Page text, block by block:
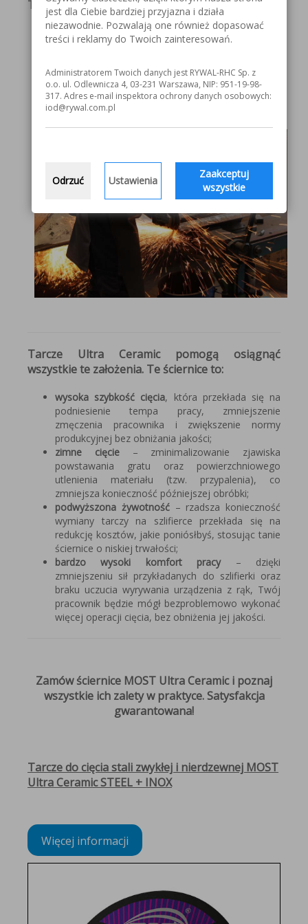
To doskonały wybór, jeśli Twoje cele to:
zwiększenie wydajności pracy;
poprawa ergonomii pracownika;
poprzez wybór produktu o większej
efektywności.
Tarcze Ultra Ceramic pomogą osiągnąć
wszystkie te założenia. Te ściernice to:
wysoka szybkość cięcia, która przekłada się na
podniesienie tempa pracy, zmniejszenie
zmęczenia pracownika i zwiększenie normy
produkcyjnej bez obniżania jakości;
zimne cięcie– zminimalizowanie zjawiska
powstawania gratu oraz powierzchniowego
utlenienia materiału (tzw. przypalenia), co
zmniejsza konieczność późniejszej obróbki;
podwyższona żywotność– rzadsza konieczność
wymiany tarczy na szlifierce przekłada się na
redukcję kosztów, jakie poniósłbyś, stosując tanie
ściernice o niskiej trwałości;
bardzo wysoki komfort pracy– dzięki
zmniejszeniu sił przykładanych do szlifierki oraz
braku uczucia wyrywania urządzenia z rąk, Twój
pracownik będzie mógł bezproblemowo wykonać
więcej operacji cięcia, bez obniżenia jej jakości.
Zamów ściernice MOST Ultra Ceramic i poznaj
wszystkie ich zalety w praktyce. Satysfakcja
gwarantowana!
Tarcze do cięcia stali zwykłej i nierdzewnej MOST
Ultra Ceramic STEEL + INOX
Więcej informacji
jest dla Ciebie bardziej przyjazna i działa
niezawodnie. Pozwalają one również dopasować
treści i reklamy do Twoich zainteresowań.
Administratorem Twoich danych jest RYWAL-RHC Sp. z
o.o. ul. Odlewnicza 4, 03-231 Warszawa, NIP: 951-19-98-
317. Adres e-mail inspektora ochrony danych osobowych:
iod@rywal.com.pl
Odrzuć Ustawienia
Zaakceptuj
wszystkie